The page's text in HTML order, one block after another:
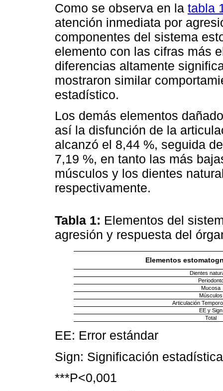
Como se observa en la tabla
atención inmediata por
componentes del sistema
elemento con las cifras más
diferencias altamente
mostraron similar
estadístico.
Los demás elementos
así la disfunción de la
alcanzó el 8,44 %, seguida
7,19 %, en tanto las más
músculos y los dientes
respectivamente.
Tabla 1: Elementos del
agresión y respuesta del
Elementos
Dientes
Mucosa
Músculos
Articulación
EE y Sign
Total
EE: Error estándar
Sign: Significación estadística
***P<0,001